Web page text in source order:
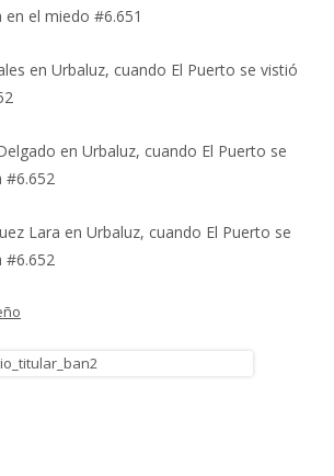
en el miedo #6.651
en Urbaluz, cuando El Puerto se vistió
en Urbaluz, cuando El Puerto se
#6.652
Lara en Urbaluz, cuando El Puerto se
#6.652